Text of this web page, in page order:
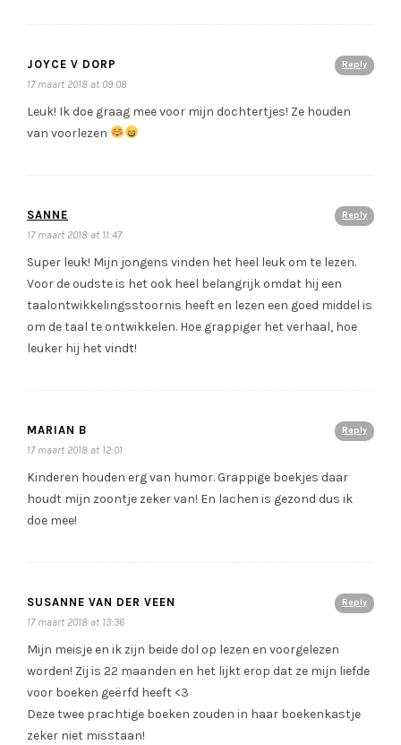
Reply
JOYCE V DORP
17 maart 2018 at 09:08
Leuk! Ik doe graag mee voor mijn dochtertjes! Ze houden
van voorlezen
Reply
SANNE
17 maart 2018 at 11:47
Super leuk! Mijn jongens vinden het heel leuk om te lezen.
Voor de oudste is het ook heel belangrijk omdat hij een
taalontwikkelingsstoornis heeft en lezen een goed middel is
om de taal te ontwikkelen. Hoe grappiger het verhaal, hoe
leuker hij het vindt!
Reply
MARIAN B
17 maart 2018 at 12:01
Kinderen houden erg van humor. Grappige boekjes daar
houdt mijn zoontje zeker van! En lachen is gezond dus ik
doe mee!
Reply
SUSANNE VAN DER VEEN
17 maart 2018 at 13:36
Mijn meisje en ik zijn beide dol op lezen en voorgelezen
worden! Zij is 22 maanden en het lijkt erop dat ze mijn liefde
voor boeken geërfd heeft <3
Deze twee prachtige boeken zouden in haar boekenkastje
zeker niet misstaan!